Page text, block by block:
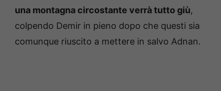
una montagna circostante verrà tutto giù,
colpendo Demir in pieno dopo che questi sia
comunque riuscito a mettere in salvo Adnan.